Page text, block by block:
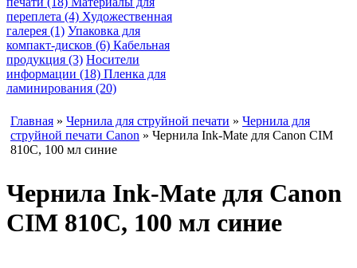
переплета (4) Художественная
галерея (1) Упаковка для
компакт-дисков (6) Кабельная
продукция (3) Носители
информации (18) Пленка для
ламинирования (20)
Главная » Чернила для струйной печати » Чернила для
струйной печати Canon » Чернила Ink-Mate для Canon CIM
810C, 100 мл синие
Чернила Ink-Mate для Canon
CIM 810C, 100 мл синие